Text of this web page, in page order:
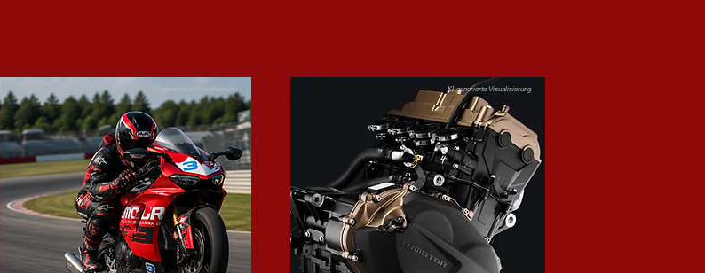
KI-generierte Visualisierung KI-generierte Visualisierung